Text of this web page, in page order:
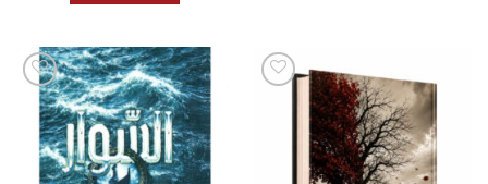
إضافة
إلى
قائمة
الرغبات